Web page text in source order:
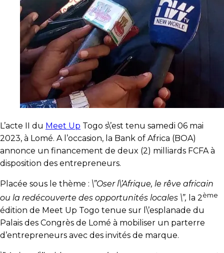
L’acte II du Meet Up Togo s\’est tenu samedi 06 mai
2023, à Lomé. A l’occasion, la Bank of Africa (BOA)
annonce un financement de deux (2) milliards FCFA à
disposition des entrepreneurs.
Placée sous le thème : \”Oser l\’Afrique, le rêve africain
ou la redécouverte des opportunités locales \”, la 2ème
édition de Meet Up Togo tenue sur l\’esplanade du
Palais des Congrès de Lomé à mobiliser un parterre
d’entrepreneurs avec des invités de marque.